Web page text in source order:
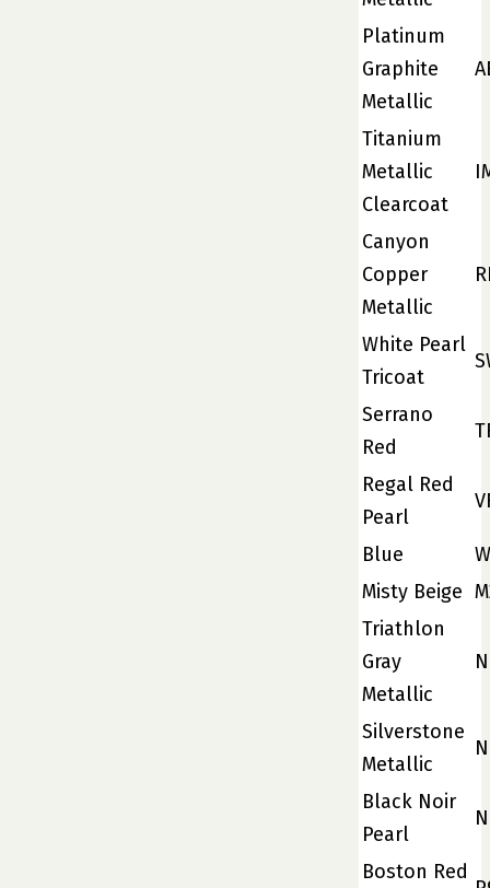
Platinum
Graphite
Metallic
Titanium
Metallic
Clearcoat
Canyon
Copper
Metallic
White Pearl
Tricoat
Serrano
Red
Regal Red
Pearl
Blue
Misty Beige
Triathlon
Gray
Metallic
Silverstone
Metallic
Black Noir
Pearl
Boston Red